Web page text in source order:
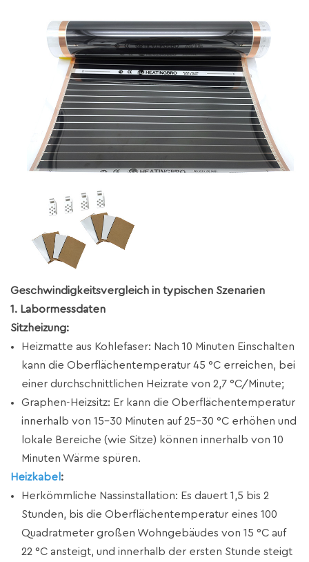
Geschwindigkeitsvergleich in typischen Szenarien
1. Labormessdaten
Sitzheizung:
Heizmatte aus Kohlefaser: Nach 10 Minuten Einschalten
kann die Oberflächentemperatur 45 °C erreichen, bei
einer durchschnittlichen Heizrate von 2,7 °C/Minute;
Graphen-Heizsitz: Er kann die Oberflächentemperatur
innerhalb von 15–30 Minuten auf 25–30 °C erhöhen und
lokale Bereiche (wie Sitze) können innerhalb von 10
Minuten Wärme spüren.
Heizkabel :
Herkömmliche Nassinstallation: Es dauert 1,5 bis 2
Stunden, bis die Oberflächentemperatur eines 100
Quadratmeter großen Wohngebäudes von 15 °C auf
22 °C ansteigt, und innerhalb der ersten Stunde steigt